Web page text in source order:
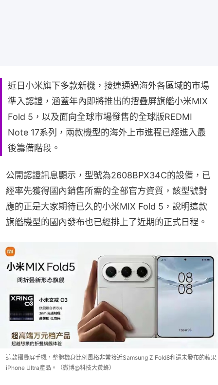
近日小米旗下多款新機，接連通過海外各區域的市場
準入認證，涵蓋年內即將推出的摺疊屏旗艦小米MIX
Fold 5，以及面向全球市場發售的全球版REDMI
Note 17系列，兩款機型的海外上市進程已經進入最
後籌備階段。
公開認證訊息顯示，型號為2608BPX34C的設備，已
經率先獲得國內銷售所需的全部官方資質，該型號對
應的正是大家期待已久的小米MIX Fold 5，說明這款
旗艦機型的國內發布也已經排上了近期的正式日程。
這款摺疊屏手機，整體機身比例風格非常接近Samsung Z Fold8和還未發布的蘋果
iPhone Ultra產品。（微博@科技大黃蜂）